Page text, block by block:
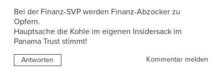
Bei der Finanz-SVP werden Finanz-Abzocker zu
Opfern.
Hauptsache die Kohle im eigenen Insidersack im
Panama Trust stimmt!
Antworten
Kommentar melden